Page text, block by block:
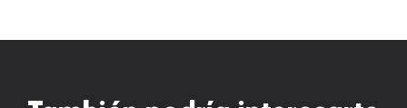
Descripción general de Sigma
Cubriendo un rango ultraancho flexible, el Nikon F-mount